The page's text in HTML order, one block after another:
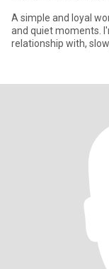
A simple and loyal
and quiet moments.
relationship with,